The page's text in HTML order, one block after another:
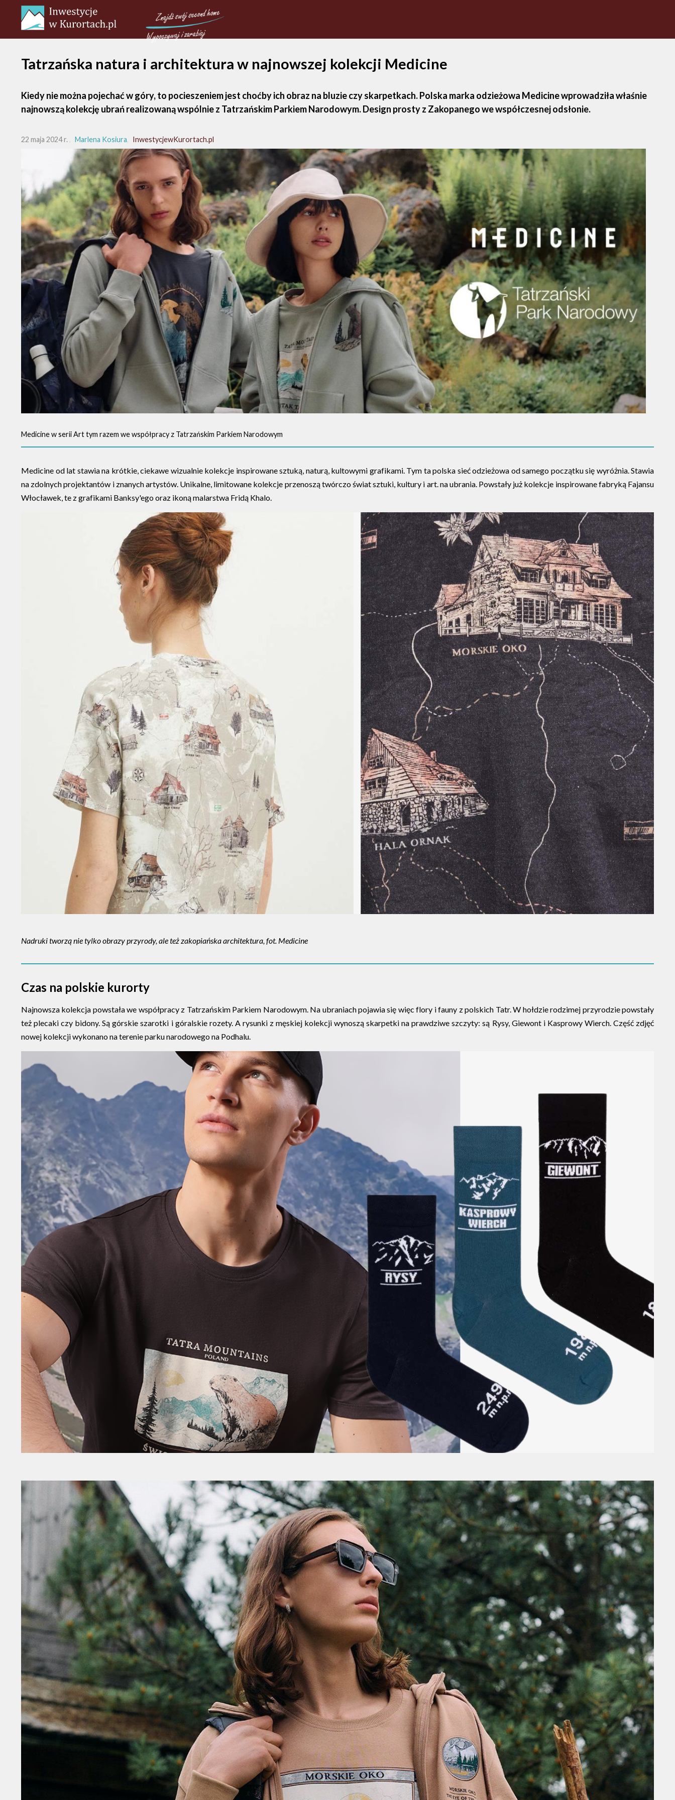
Tatrzańska natura i architektura w najnowszej kolekcji Medicine
Kiedy nie można pojechać w góry, to pocieszeniem jest choćby ich obraz na bluzie czy skarpetkach. Polska marka odzieżowa Medicine wprowadziła właśnie
najnowszą kolekcję ubrań realizowaną wspólnie z Tatrzańskim Parkiem Narodowym. Design prosty z Zakopanego we współczesnej odsłonie.
22 maja 2024 r. Marlena Kosiura InwestycjewKurortach.pl
Medicine w serii Art tym razem we współpracy z Tatrzańskim Parkiem Narodowym
Medicine od lat stawia na krótkie, ciekawe wizualnie kolekcje inspirowane sztuką, naturą, kultowymi grafikami. Tym ta polska sieć odzieżowa od samego początku się wyróżnia. Stawia
na zdolnych projektantów i znanych artystów. Unikalne, limitowane kolekcje przenoszą twórczo świat sztuki, kultury i art. na ubrania. Powstały już kolekcje inspirowane fabryką Fajansu
Włocławek, te z grafikami Banksy'ego oraz ikoną malarstwa Fridą Khalo.
Nadruki tworzą nie tylko obrazy przyrody, ale też zakopiańska architektura, fot. Medicine
Czas na polskie kurorty
Najnowsza kolekcja powstała we współpracy z Tatrzańskim Parkiem Narodowym. Na ubraniach pojawia się więc flory i fauny z polskich Tatr. W hołdzie rodzimej przyrodzie powstały
też plecaki czy bidony. Są górskie szarotki i góralskie rozety. A rysunki z męskiej kolekcji wynoszą skarpetki na prawdziwe szczyty: są Rysy, Giewont i Kasprowy Wierch. Część zdjęć
nowej kolekcji wykonano na terenie parku narodowego na Podhalu.